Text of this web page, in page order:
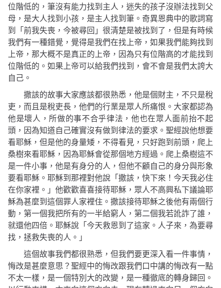
位階低的，筆沒有能力找到主人，迷失的孩子沒辦法找到父
母，是大人找到小孩，是主人找到筆。奇異恩典中的歌詞寫
到「前我失喪，今被尋回」很清楚是被找到了，但是有時候
我們有一種錯覺，覺得是我們在找上帝，如果我們能夠找到
上帝，那大概不是真正的上帝，因為只有位階高的才能找到
位階低的。如果上帝可以給我們找到，會不會是我們太誇大
自己。
撒該的故事大家應該都很熟悉，他是個財主，不只是稅
吏，而且是稅吏長，他們的行業是眾人所痛恨。大家都認為
他是壞人，所做的事不合乎律法，他也在眾人面前抬不起
頭，因為知道自己確實沒有做到律法的要求。聖經說他想要
看耶穌，但是他的身量矮，不得看見，只好跑到前頭，爬上
桑樹來看耶穌，因為耶穌會從那個地方經過。爬上桑樹這不
是一件小事，他是有身分的人，但他不顧自己的身分與形象
要看耶穌。耶穌到那裡對他說 「撒該，快下來！今天我必住
在你家裡。」 他歡歡喜喜接待耶穌，眾人不高興私下議論耶
穌為甚麼到這個罪人家裡住。撒該接待耶穌之後他有兩個行
動，第一個我把所有的一半給窮人，第二個我若訛詐了誰，
就還他四倍。耶穌說 「今天救恩到了這家。人子來，為要尋
找，拯救失喪的人。」
這個故事我們都很熟悉，但我們要更深入看一件事情，
悔改是甚麼意思？聖經中的悔改跟我們口中講的悔改有一點
不太一樣，是一個特別大的改變，是一種徹底的轉身歸回。